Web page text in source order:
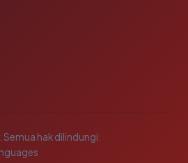
hak dilindungi.